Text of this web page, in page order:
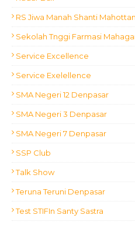
RS Jiwa Manah Shanti
Sekolah Tnggi Farmasi
Service Excellence
Service Exelellence
SMA Negeri 12 Denpasar
SMA Negeri 3 Denpasar
SMA Negeri 7 Denpasar
SSP Club
Talk Show
Teruna Teruni Denpasar
Test STIFIn Santy Sastra